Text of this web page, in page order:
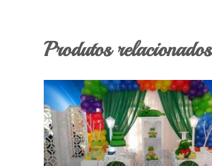
Produtos relacionados